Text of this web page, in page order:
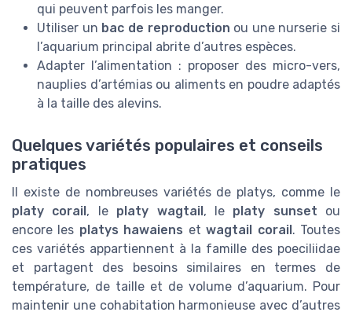
qui peuvent parfois les manger.
Utiliser un bac de reproduction ou une nurserie si
l’aquarium principal abrite d’autres espèces.
Adapter l’alimentation : proposer des micro-vers,
nauplies d’artémias ou aliments en poudre adaptés
à la taille des alevins.
Quelques variétés populaires et conseils
pratiques
Il existe de nombreuses variétés de platys, comme le
platy corail, le platy wagtail, le platy sunset ou
encore les platys hawaiens etwagtail corail. Toutes
ces variétés appartiennent à la famille des poeciliidae
et partagent des besoins similaires en termes de
température, de taille et de volume d’aquarium. Pour
maintenir une cohabitation harmonieuse avec d’autres